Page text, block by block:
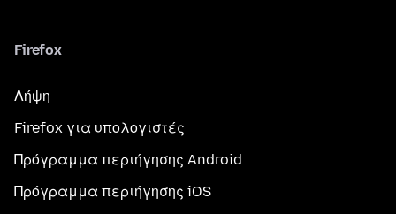
Firefox
Λήψη
Firefox για υπολογιστές
Πρόγραμμα περιήγησης Android
Πρόγραμμα περιήγησης iOS